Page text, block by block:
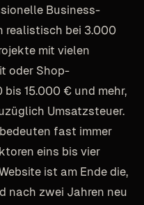
Business-
realistisch bei 3.000
mit vielen
oder Shop-
15.000 € und mehr,
Umsatzsteuer.
fast immer
eins bis vier
ist am Ende die,
nach zwei Jahren neu